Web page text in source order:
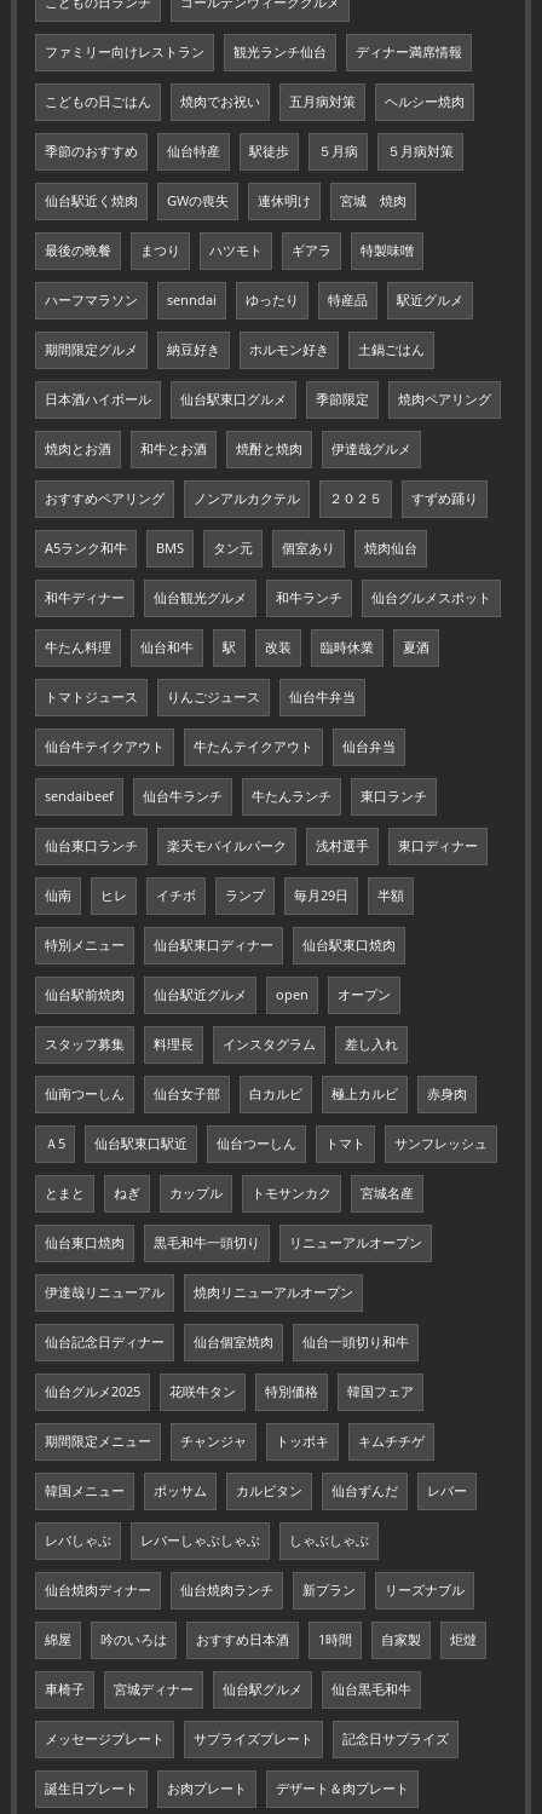
ファミリー向けレストラン 観光ランチ仙台 ディナー満席情報
こどもの日ごはん 焼肉でお祝い 五月病対策 ヘルシー焼肉
季節のおすすめ 仙台特産 駅徒歩 ５月病 ５月病対策
仙台駅近く焼肉 GWの喪失 連休明け 宮城 焼肉
最後の晩餐 まつり ハツモト ギアラ 特製味噌
ハーフマラソン senndai ゆったり 特産品 駅近グルメ
期間限定グルメ 納豆好き ホルモン好き 土鍋ごはん
日本酒ハイボール 仙台駅東口グルメ 季節限定 焼肉ペアリング
焼肉とお酒 和牛とお酒 焼酎と焼肉 伊達哉グルメ
おすすめペアリング ノンアルカクテル ２０２５ すずめ踊り
A5ランク和牛 BMS タン元 個室あり 焼肉仙台
和牛ディナー 仙台観光グルメ 和牛ランチ 仙台グルメスポット
牛たん料理 仙台和牛 駅 改装 臨時休業 夏酒
トマトジュース りんごジュース 仙台牛弁当
仙台牛テイクアウト 牛たんテイクアウト 仙台弁当
sendaibeef 仙台牛ランチ 牛たんランチ 東口ランチ
仙台東口ランチ 楽天モバイルパーク 浅村選手 東口ディナー
仙南 ヒレ イチボ ランプ 毎月29日 半額
特別メニュー 仙台駅東口ディナー 仙台駅東口焼肉
仙台駅前焼肉 仙台駅近グルメ open オープン
スタッフ募集 料理長 インスタグラム 差し入れ
仙南つーしん 仙台女子部 白カルビ 極上カルビ 赤身肉
Ａ5 仙台駅東口駅近 仙台つーしん トマト サンフレッシュ
とまと ねぎ カップル トモサンカク 宮城名産
仙台東口焼肉 黒毛和牛一頭切り リニューアルオープン
伊達哉リニューアル 焼肉リニューアルオープン
仙台記念日ディナー 仙台個室焼肉 仙台一頭切り和牛
仙台グルメ2025 花咲牛タン 特別価格 韓国フェア
期間限定メニュー チャンジャ トッポキ キムチチゲ
韓国メニュー ポッサム カルビタン 仙台ずんだ レバー
レバしゃぶ レバーしゃぶしゃぶ しゃぶしゃぶ
仙台焼肉ディナー 仙台焼肉ランチ 新プラン リーズナブル
綿屋 吟のいろは おすすめ日本酒 1時間 自家製 炬燵
車椅子 宮城ディナー 仙台駅グルメ 仙台黒毛和牛
メッセージプレート サプライズプレート 記念日サプライズ
誕生日プレート お肉プレート デザート＆肉プレート